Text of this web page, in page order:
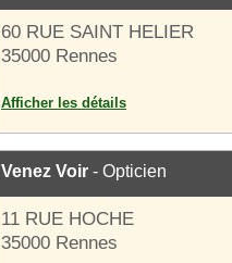
60 RUE SAINT HELIER
35000 Rennes
Afficher les détails
Venez Voir - Opticien
11 RUE HOCHE
35000 Rennes